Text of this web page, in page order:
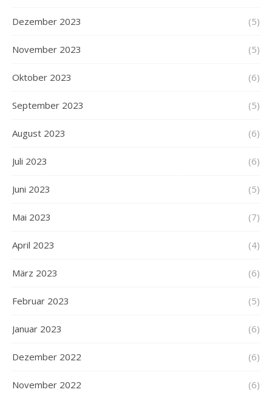
Dezember 2023 (5)
November 2023 (5)
Oktober 2023 (6)
September 2023 (5)
August 2023 (6)
Juli 2023 (6)
Juni 2023 (5)
Mai 2023 (7)
April 2023 (4)
März 2023 (6)
Februar 2023 (5)
Januar 2023 (6)
Dezember 2022 (6)
November 2022 (6)